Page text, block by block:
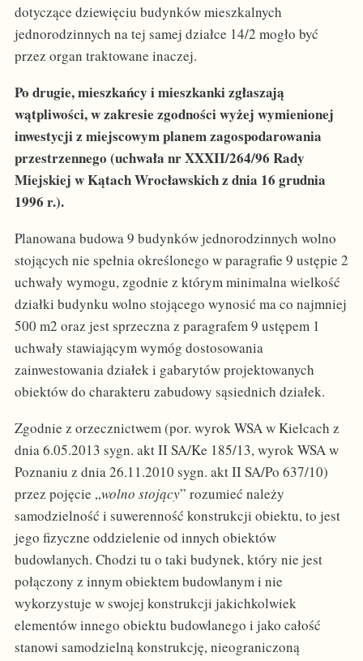
dotyczące dziewięciu budynków mieszkalnych
jednorodzinnych na tej samej działce 14/2 mogło być
przez organ traktowane inaczej.
Po drugie, mieszkańcy i mieszkanki zgłaszają
wątpliwości, w zakresie zgodności wyżej wymienionej
inwestycji z miejscowym planem zagospodarowania
przestrzennego (uchwała nr XXXII/264/96 Rady
Miejskiej w Kątach Wrocławskich z dnia 16 grudnia
1996 r.).
Planowana budowa 9 budynków jednorodzinnych wolno
stojących nie spełnia określonego w paragrafie 9 ustępie 2
uchwały wymogu, zgodnie z którym minimalna wielkość
działki budynku wolno stojącego wynosić ma co najmniej
500 m2 oraz jest sprzeczna z paragrafem 9 ustępem 1
uchwały stawiającym wymóg dostosowania
zainwestowania działek i gabarytów projektowanych
obiektów do charakteru zabudowy sąsiednich działek.
Zgodnie z orzecznictwem (por. wyrok WSA w Kielcach z
dnia 6.05.2013 sygn. akt II SA/Ke 185/13, wyrok WSA w
Poznaniu z dnia 26.11.2010 sygn. akt II SA/Po 637/10)
przez pojęcie „wolno stojący” rozumieć należy
samodzielność i suwerenność konstrukcji obiektu, to jest
jego fizyczne oddzielenie od innych obiektów
budowlanych. Chodzi tu o taki budynek, który nie jest
połączony z innym obiektem budowlanym i nie
wykorzystuje w swojej konstrukcji jakichkolwiek
elementów innego obiektu budowlanego i jako całość
stanowi samodzielną konstrukcję, nieograniczoną